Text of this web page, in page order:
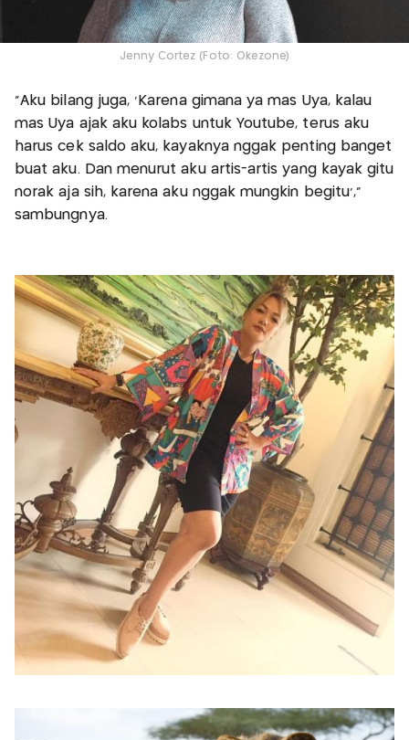
Jenny Cortez (Foto: Okezone)
"Aku bilang juga, 'Karena gimana ya mas Uya, kalau
mas Uya ajak aku kolabs untuk Youtube, terus aku
harus cek saldo aku, kayaknya nggak penting banget
buat aku. Dan menurut aku artis-artis yang kayak gitu
norak aja sih, karena aku nggak mungkin begitu',"
sambungnya.